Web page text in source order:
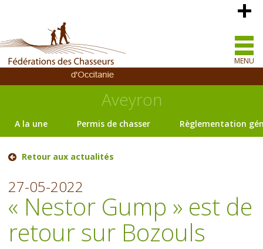
MENU
Aveyron
A la une Permis de chasser Règlementation
Retour aux actualités
27-05-2022
« Nestor Gump » est de
retour sur Bozouls